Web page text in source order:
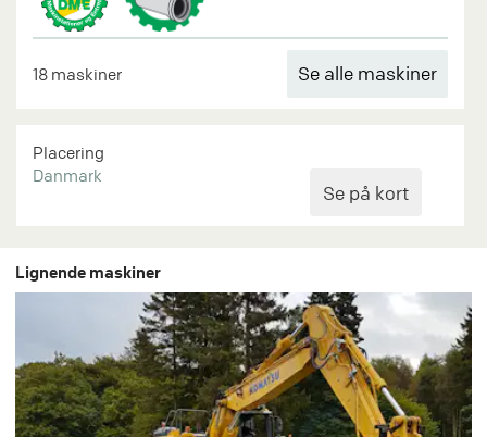
18 maskiner Se alle maskiner
Placering
Danmark
Lignende maskiner